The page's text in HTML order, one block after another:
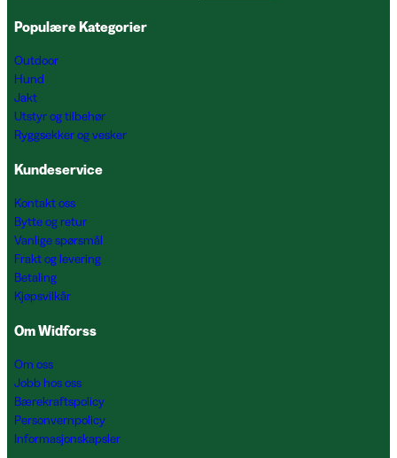
Populære Kategorier
Outdoor
Hund
Jakt
Utstyr og tilbehør
Ryggsekker og vesker
Kundeservice
Kontakt oss
Bytte og retur
Vanlige spørsmål
Frakt og levering
Betaling
Kjøpsvilkår
Om Widforss
Om oss
Jobb hos oss
Bærekraftspolicy
Personvernpolicy
Informasjonskapsler